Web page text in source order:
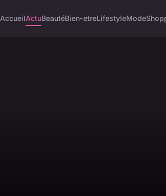
AccueilActuBeautéBien-etreLifestyleMode